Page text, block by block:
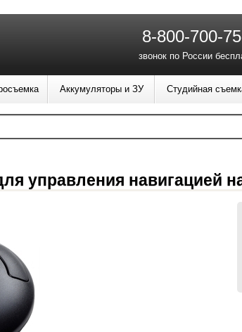
управления навигацией
8-800-700-
звонок по России
Аккумуляторы и ЗУ Студийная